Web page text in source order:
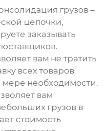
грузов –
цепочки,
заказывать
вам не тратить
всех товаров
мере необходимости.
вам
грузов в
стоимость